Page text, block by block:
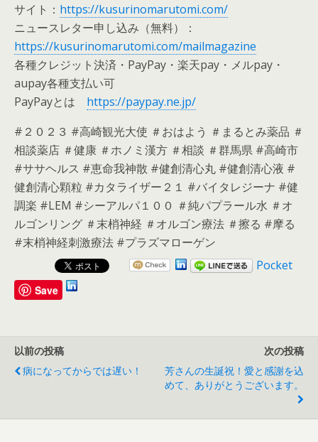
サイト： https://kusurinomarutomi.com/
ニュースレター申し込み（無料）：
https://kusurinomarutomi.com/mailmagazine
各種クレジット決済・PayPay・楽天pay・メルpay・
aupay各種支払い可
PayPayとは https://paypay.ne.jp/
#２０２３ #高崎観光大使 ＃おはよう ＃まるとみ薬品 ＃
相談薬店 ＃健康 ＃ホノミ漢方 ＃相談 ＃群馬県 #高崎市
#ササヘルス #恵命我神散 #健創清心丸 #健創清心液 #
健創清心顆粒 #カタライザー２１ #バイタレジーナ #健
調楽 #LEM #シーアルパ１００ ＃純パプラール水 ＃オ
ルゴンリング ＃末梢神経 ＃オルゴン療法 ＃擦る #摩る
#末梢神経刺激療法 #プラズマローゲン
Pocket
Save
以前の投稿
病になってからでは遅い！
次の投稿
芳さんの生誕祝！愛と感謝を込
めて、ありがとうございます。